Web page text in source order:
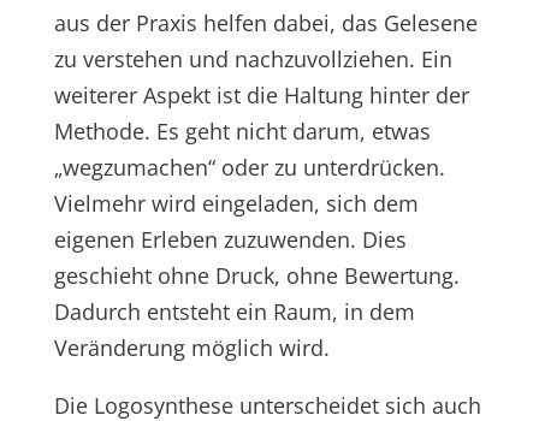
aus der Praxis helfen dabei, das Gelesene
zu verstehen und nachzuvollziehen. Ein
weiterer Aspekt ist die Haltung hinter der
Methode. Es geht nicht darum, etwas
„wegzumachen“ oder zu unterdrücken.
Vielmehr wird eingeladen, sich dem
eigenen Erleben zuzuwenden. Dies
geschieht ohne Druck, ohne Bewertung.
Dadurch entsteht ein Raum, in dem
Veränderung möglich wird.
Die Logosynthese unterscheidet sich auch